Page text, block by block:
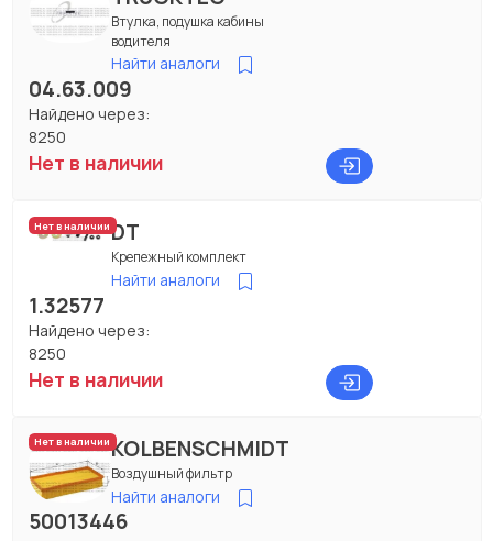
Втулка, подушка кабины
водителя
Найти аналоги
04.63.009
Найдено через:
8250
Нет в наличии
Нет в наличииDT
Крепежный комплект
Найти аналоги
1.32577
Найдено через:
8250
Нет в наличии
Нет в наличииKOLBENSCHMIDT
Воздушный фильтр
Найти аналоги
50013446